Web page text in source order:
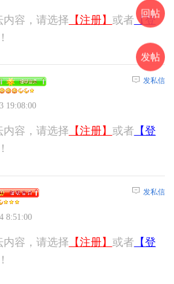
内容，请选择 【注册】 或者 【登
19:08:00
发私信
内容，请选择 【注册】 或者 【登
8:51:00
发私信
内容，请选择 【注册】 或者 【登
回帖
发帖